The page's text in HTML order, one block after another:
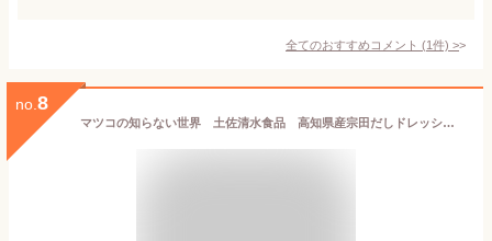
全てのおすすめコメント (1件) >
no. 8
マツコの知らない世界 土佐清水食品 高知県産宗田だしドレッシング190ml×3本セット（にんじん・小夏・和風風味）出産内祝・内祝い・お返し・ご挨拶・ギフト・結婚内祝・快気祝・新築内祝・御祝・御礼・法事 ドレッシング プレゼント テレビ マツコ